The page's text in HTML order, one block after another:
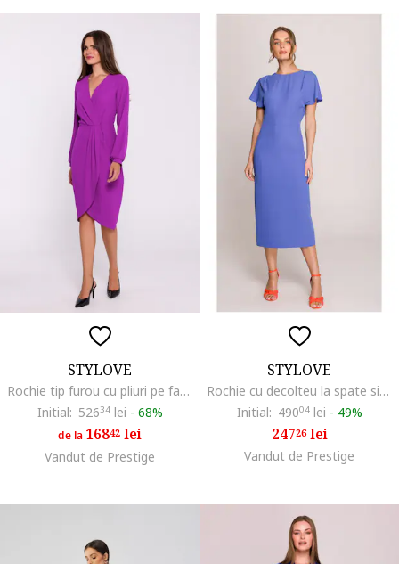
STYLOVE
Rochie tip furou cu pliuri pe fata, Albastru lavanda
Initial: 52634lei - 68%
de la 16842 lei
Vandut de Prestige
STYLOVE
Rochie cu decolteu la spate si deschidere,
Initial: 49004lei - 49%
24726lei
Vandut de Prestige